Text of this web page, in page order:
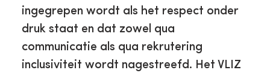
ingegrepen wordt als het respect onder
druk staat en dat zowel qua
communicatie als qua rekrutering
inclusiviteit wordt nagestreefd. Het VLIZ